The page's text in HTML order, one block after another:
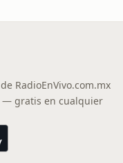
RadioEnVivo.com.mx
— gratis en cualquier